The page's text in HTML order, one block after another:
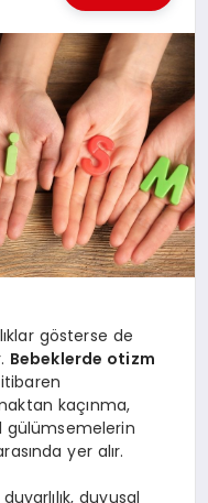
gösterse de
Bebeklerde otizm
kaçınma,
yer alır.
duyusal